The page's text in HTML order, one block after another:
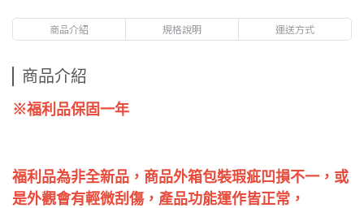
商品介紹 規格說明 運送方式
商品介紹
※福利品保固一年
福利品為非全新品，商品外箱包裝瑕疵凹損不一，或
是外觀會有輕微刮傷，產品功能運作皆正常，